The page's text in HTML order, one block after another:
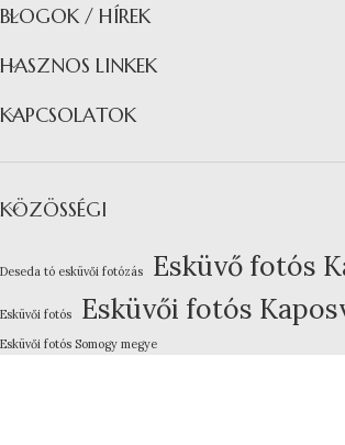
BLOGOK / HÍREK
HASZNOS LINKEK
KAPCSOLATOK
KÖZÖSSÉGI
Deseda tó esküvői fotózás Esküvő fotós
Esküvői fotós Esküvői fotós
Esküvői fotós Somogy megye